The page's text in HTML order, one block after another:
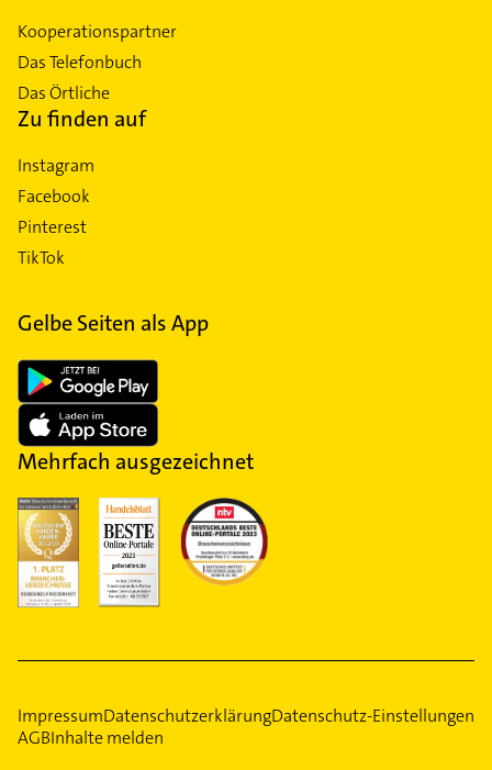
Kooperationspartner
Das Telefonbuch
Das Örtliche
Zu finden auf
Instagram
Facebook
Pinterest
TikTok
Gelbe Seiten als App
Mehrfach ausgezeichnet
ImpressumDatenschutzerklärungDatenschutz-Einstellungen
AGBInhalte melden